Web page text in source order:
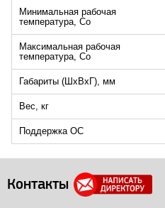
Минимальная рабочая
температура, Со
Максимальная рабочая
температура, Со
Габариты (ШxВxГ), мм
Вес, кг
Поддержка ОС
Контакты